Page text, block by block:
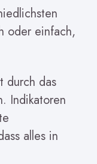
oder einfach,
durch das
Indikatoren
alles in